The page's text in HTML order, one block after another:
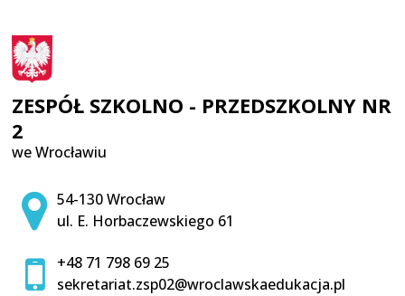
ZESPÓŁ SZKOLNO - PRZEDSZKOLNY NR
2
we Wrocławiu
Adres pocztowy:
54-130 Wrocław
ul. E. Horbaczewskiego 61
+48 71 798 69 25
sekretariat.zsp02@wroclawskaedukacja.pl